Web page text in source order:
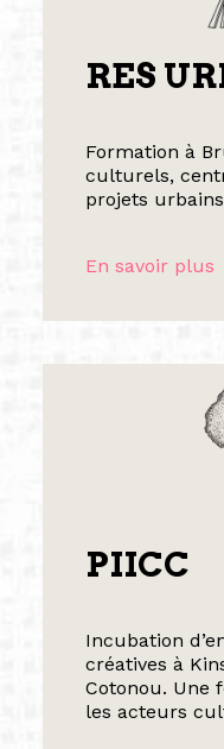
RES
Formation à
culturels,
projets
En savoir plus
PIICC
Incubation
créatives à
Cotonou. Une
les acteurs